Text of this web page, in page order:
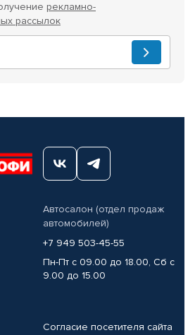
рекламно-
рассылок
Автосалон (отдел продаж
автомобилей)
+7 949 503-45-55
Пн-Пт с 09.00 до 18.00, Сб с
9.00 до 15.00
Согласие посетителя сайта